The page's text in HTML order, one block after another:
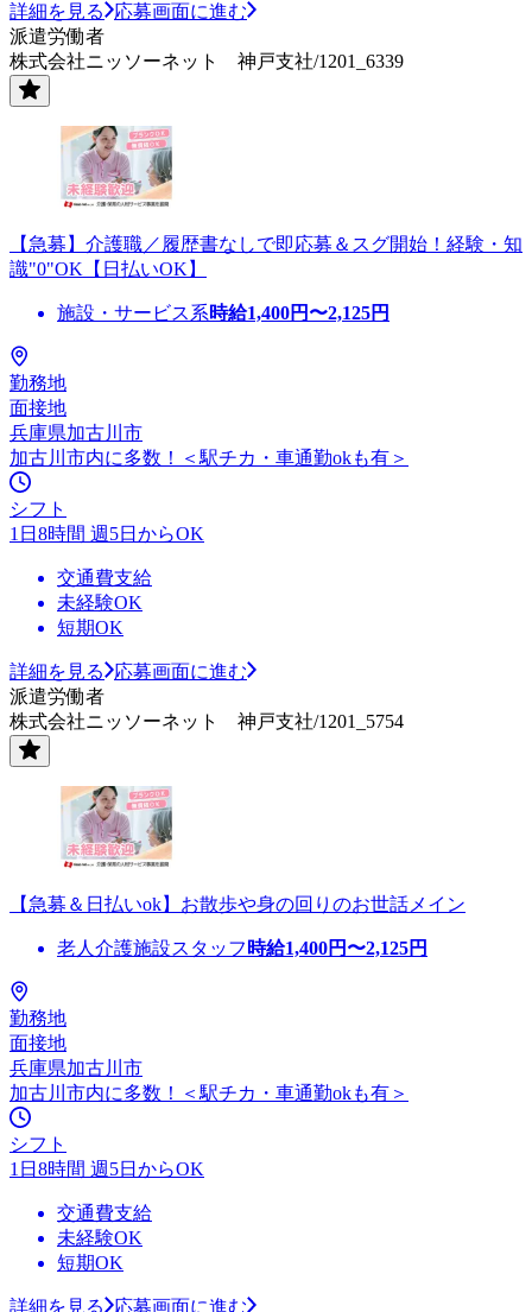
詳細を見る
応募画面に進む
派遣労働者
株式会社ニッソーネット 神戸支社/1201_6339
【急募】介護職／履歴書なしで即応募＆スグ開始！経験・知
識"0"OK【日払いOK】
施設・サービス系時給1,400円〜2,125円
勤務地
面接地
兵庫県加古川市
加古川市内に多数！＜駅チカ・車通勤okも有＞
シフト
1日8時間 週5日からOK
交通費支給
未経験OK
短期OK
詳細を見る
応募画面に進む
派遣労働者
株式会社ニッソーネット 神戸支社/1201_5754
【急募＆日払いok】お散歩や身の回りのお世話メイン
老人介護施設スタッフ 時給1,400円〜2,125円
勤務地
面接地
兵庫県加古川市
加古川市内に多数！＜駅チカ・車通勤okも有＞
シフト
1日8時間 週5日からOK
交通費支給
未経験OK
短期OK
詳細を見る 応募画面に進む